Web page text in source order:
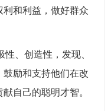
和利益，做好群众
、创造性，发现、
励和支持他们在改
自己的聪明才智。